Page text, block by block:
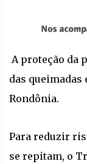
A proteção da
das queimadas
Rondônia.
Para reduzir
se repitam, o